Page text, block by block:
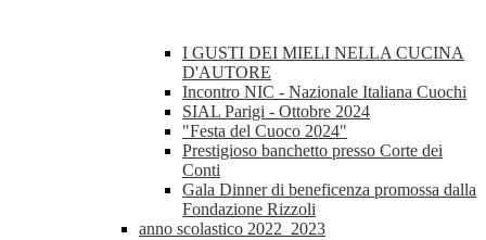
I GUSTI DEI MIELI NELLA CUCINA
D'AUTORE
Incontro NIC - Nazionale Italiana Cuochi
SIAL Parigi - Ottobre 2024
"Festa del Cuoco 2024"
Prestigioso banchetto presso Corte dei
Conti
Gala Dinner di beneficenza promossa dalla
Fondazione Rizzoli
anno scolastico 2022_2023